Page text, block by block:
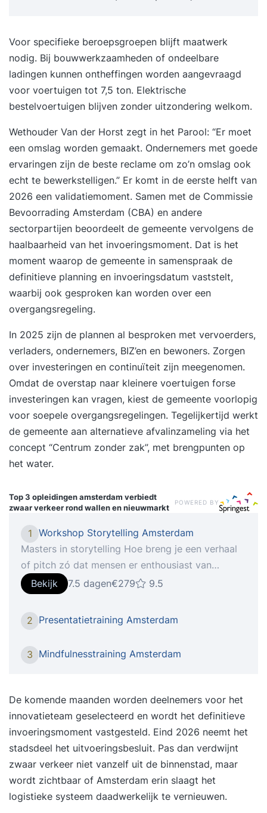
Voor specifieke beroepsgroepen blijft maatwerk
nodig. Bij bouwwerkzaamheden of ondeelbare
ladingen kunnen ontheffingen worden aangevraagd
voor voertuigen tot 7,5 ton. Elektrische
bestelvoertuigen blijven zonder uitzondering welkom.
Wethouder Van der Horst zegt in het Parool: “Er moet
een omslag worden gemaakt. Ondernemers met goede
ervaringen zijn de beste reclame om zo’n omslag ook
echt te bewerkstelligen.” Er komt in de eerste helft van
2026 een validatiemoment. Samen met de Commissie
Bevoorrading Amsterdam (CBA) en andere
sectorpartijen beoordeelt de gemeente vervolgens de
haalbaarheid van het invoeringsmoment. Dat is het
moment waarop de gemeente in samenspraak de
definitieve planning en invoeringsdatum vaststelt,
waarbij ook gesproken kan worden over een
overgangsregeling.
In 2025 zijn de plannen al besproken met vervoerders,
verladers, ondernemers, BIZ’en en bewoners. Zorgen
over investeringen en continuïteit zijn meegenomen.
Omdat de overstap naar kleinere voertuigen forse
investeringen kan vragen, kiest de gemeente voorlopig
voor soepele overgangsregelingen. Tegelijkertijd werkt
de gemeente aan alternatieve afvalinzameling via het
concept “Centrum zonder zak”, met brengpunten op
het water.
Top 3 opleidingenamsterdam verbiedt
zwaar verkeer rond wallen en nieuwmarkt
POWERED BY
1 Workshop Storytelling Amsterdam
Masters in storytelling Hoe breng je een verhaal
of pitch zó dat mensen er enthousiast van
worden? Welke ingrediënten maken een verhaal
of boodschap spannend en verbindend? De
antwoord op deze vragen, waardoor jij betere
storytelling combineert verhaalcoach Alexandra
theater (uniek!). Met de Fabel-aanpakstaat jouw
verhaal daarom als een huis én voelt jouw
doelgroep zich erin thuis. De workshop
storytelling heeft de vorm van een masterclass
en is bedoeld voor iedereen die kennis wil maken
en oefenen met storytellingtechnieken. Wie al
enige voorkennis heeft, zit ook op zijn plek. Na
de workshop is jouw toolbox weer aangevuld en
Bekijk 7.5 dagen€279 9.5
2 Presentatietraining Amsterdam
3 Mindfulnesstraining Amsterdam
De komende maanden worden deelnemers voor het
innovatieteam geselecteerd en wordt het definitieve
invoeringsmoment vastgesteld. Eind 2026 neemt het
stadsdeel het uitvoeringsbesluit. Pas dan verdwijnt
zwaar verkeer niet vanzelf uit de binnenstad, maar
wordt zichtbaar of Amsterdam erin slaagt het
logistieke systeem daadwerkelijk te vernieuwen.